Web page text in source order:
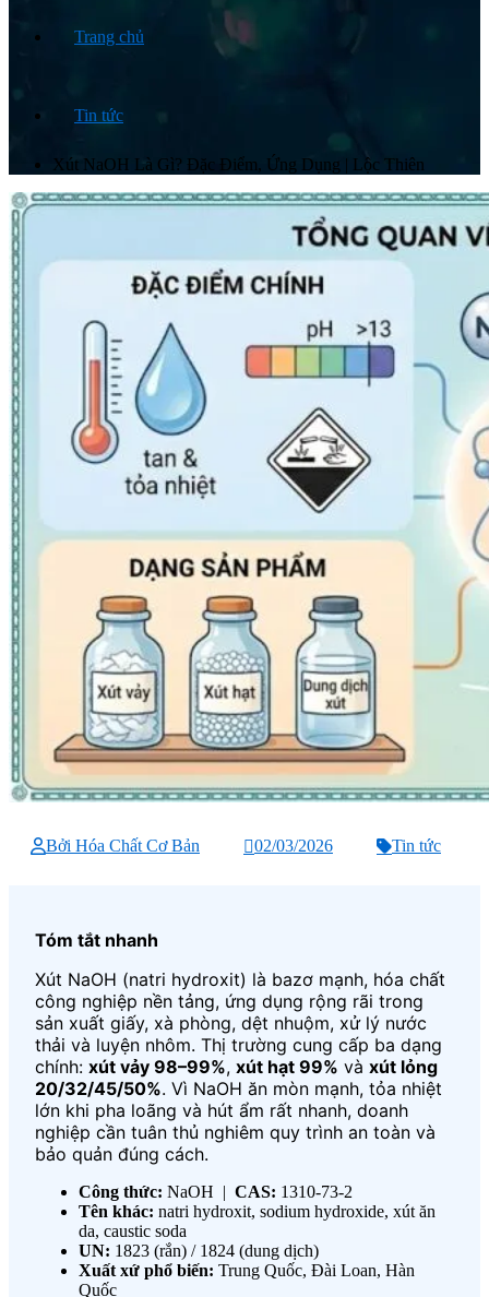
Trang chủ
Tin tức
Xút NaOH Là Gì? Đặc Điểm, Ứng Dụng | Lộc Thiên
Bởi Hóa Chất Cơ Bản 02/03/2026 Tin tức
Tóm tắt nhanh
Xút NaOH (natri hydroxit) là bazơ mạnh, hóa chất
công nghiệp nền tảng, ứng dụng rộng rãi trong
sản xuất giấy, xà phòng, dệt nhuộm, xử lý nước
thải và luyện nhôm. Thị trường cung cấp ba dạng
chính: xút vảy 98–99%, xút hạt 99% và xút lỏng
20/32/45/50%. Vì NaOH ăn mòn mạnh, tỏa nhiệt
lớn khi pha loãng và hút ẩm rất nhanh, doanh
nghiệp cần tuân thủ nghiêm quy trình an toàn và
bảo quản đúng cách.
Công thức: NaOH | CAS: 1310-73-2
Tên khác: natri hydroxit, sodium hydroxide, xút ăn
da, caustic soda
UN: 1823 (rắn) / 1824 (dung dịch)
Xuất xứ phổ biến: Trung Quốc, Đài Loan, Hàn
Quốc